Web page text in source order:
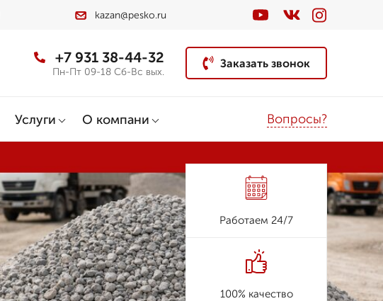
kazan@pesko.ru
+7 931 38-44-32
Пн-Пт 09-18 Сб-Вс вых.
Заказать звонок
Услуги О компани Вопросы?
Работаем 24/7
100% качество